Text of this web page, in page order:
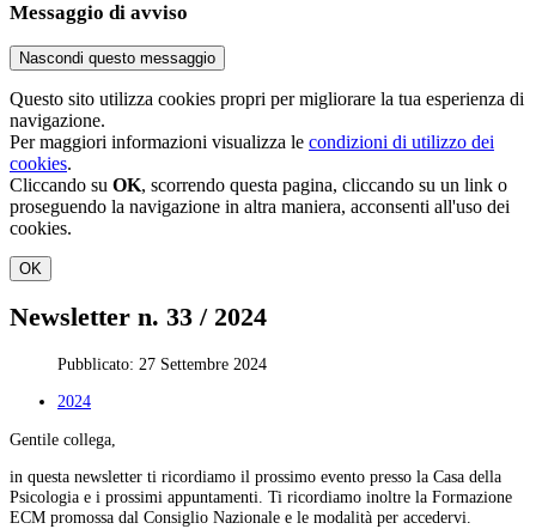
Messaggio di avviso
Nascondi questo messaggio
Questo sito utilizza cookies propri per migliorare la tua esperienza di
navigazione.
Per maggiori informazioni visualizza le condizioni di utilizzo dei
cookies.
Cliccando su OK, scorrendo questa pagina, cliccando su un link o
proseguendo la navigazione in altra maniera, acconsenti all'uso dei
cookies.
OK
Newsletter n. 33 / 2024
Pubblicato: 27 Settembre 2024
2024
Gentile collega,
in questa newsletter ti ricordiamo il prossimo evento presso la Casa della
Psicologia e i prossimi appuntamenti. Ti ricordiamo inoltre la Formazione
ECM promossa dal Consiglio Nazionale e le modalità per accedervi.